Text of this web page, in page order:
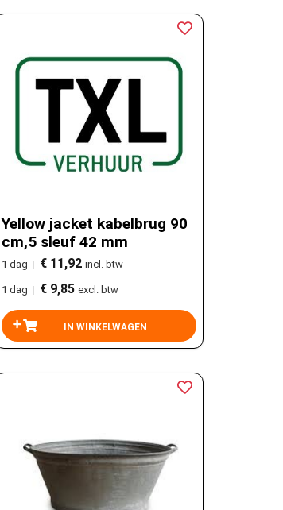
Yellow jacket kabelbrug 90
cm,5 sleuf 42 mm
1 dag | € 11,92 incl. btw
1 dag | € 9,85 excl. btw